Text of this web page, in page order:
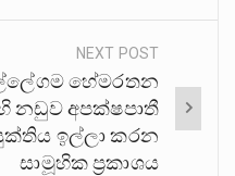
NEXT POST
හේමරතන
නඩුව අපක්ෂපාතී
ඉල්ලා කරන
සාමූහික ප්‍රකාශය